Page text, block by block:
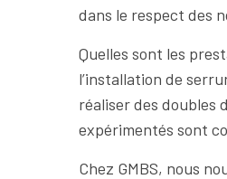
dans le respect des
Quelles sont les
l’installation de
réaliser des doubles
expérimentés sont
Chez GMBS, nous